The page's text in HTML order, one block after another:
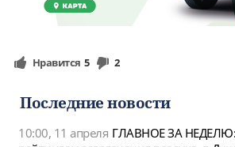
Нравится 5 2
Последние новости
10:00, 11 апреля ГЛАВНОЕ ЗА НЕДЕЛЮ: